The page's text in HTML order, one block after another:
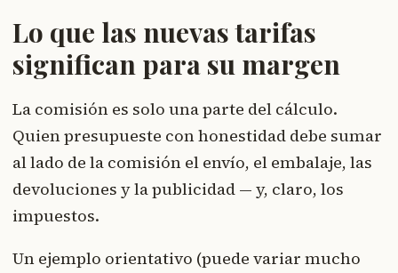
Lo que las nuevas tarifas
significan para su margen
La comisión es solo una parte del cálculo.
Quien presupueste con honestidad debe sumar
al lado de la comisión el envío, el embalaje, las
devoluciones y la publicidad — y, claro, los
impuestos.
Un ejemplo orientativo (puede variar mucho